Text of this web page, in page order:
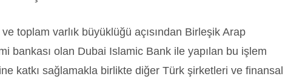
toplam varlık büyüklüğü açısından Birleşik Arap
bankası olan Dubai Islamic Bank ile yapılan bu işlem
katkı sağlamakla birlikte diğer Türk şirketleri ve finansal